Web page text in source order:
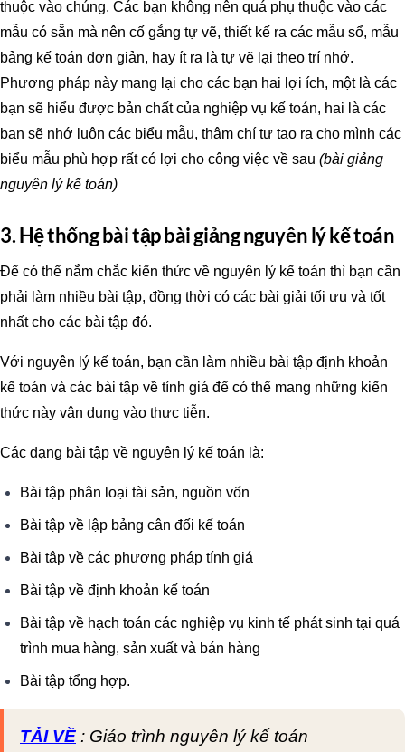
thuộc vào chúng. Các bạn không nên quá phụ thuộc vào các
mẫu có sẵn mà nên cố gắng tự vẽ, thiết kế ra các mẫu sổ, mẫu
bảng kế toán đơn giản, hay ít ra là tự vẽ lại theo trí nhớ.
Phương pháp này mang lại cho các bạn hai lợi ích, một là các
bạn sẽ hiểu được bản chất của nghiệp vụ kế toán, hai là các
bạn sẽ nhớ luôn các biểu mẫu, thậm chí tự tạo ra cho mình các
biểu mẫu phù hợp rất có lợi cho công việc về sau (bài giảng
nguyên lý kế toán)
3. Hệ thống bài tập bài giảng nguyên lý kế toán
Để có thể nắm chắc kiến thức về nguyên lý kế toán thì bạn cần
phải làm nhiều bài tập, đồng thời có các bài giải tối ưu và tốt
nhất cho các bài tập đó.
Với nguyên lý kế toán, bạn cần làm nhiều bài tập định khoản
kế toán và các bài tập về tính giá để có thể mang những kiến
thức này vận dụng vào thực tiễn.
Các dạng bài tập về nguyên lý kế toán là:
Bài tập phân loại tài sản, nguồn vốn
Bài tập về lập bảng cân đối kế toán
Bài tập về các phương pháp tính giá
Bài tập về định khoản kế toán
Bài tập về hạch toán các nghiệp vụ kinh tế phát sinh tại quá
trình mua hàng, sản xuất và bán hàng
Bài tập tổng hợp.
TẢI VỀ : Giáo trình nguyên lý kế toán